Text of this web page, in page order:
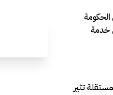
خدمة
تثير